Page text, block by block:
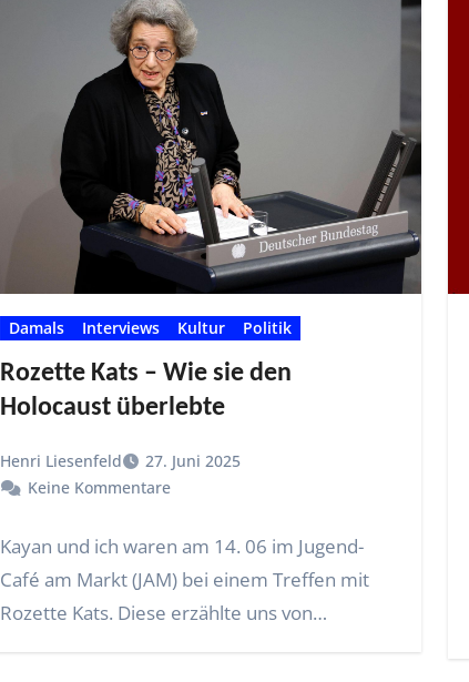
Damals Interviews Kultur Politik
Rozette Kats – Wie sie den
Holocaust überlebte
Henri Liesenfeld
27. Juni 2025
Keine Kommentare
Kayan und ich waren am 14. 06 im Jugend-
Café am Markt (JAM) bei einem Treffen mit
Rozette Kats. Diese erzählte uns von…